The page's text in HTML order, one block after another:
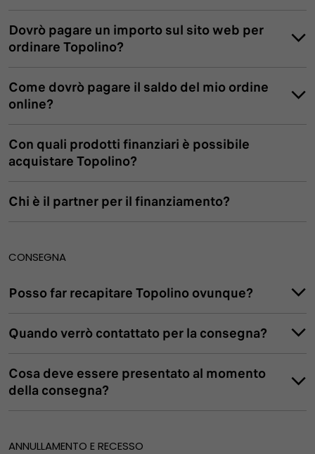
Dovrò pagare un importo sul sito web per
ordinare Topolino?
Come dovrò pagare il saldo del mio ordine
online?
Con quali prodotti finanziari è possibile
acquistare Topolino?
Chi è il partner per il finanziamento?
CONSEGNA
Posso far recapitare Topolino ovunque?
Quando verrò contattato per la consegna?
Cosa deve essere presentato al momento
della consegna?
ANNULLAMENTO E RECESSO